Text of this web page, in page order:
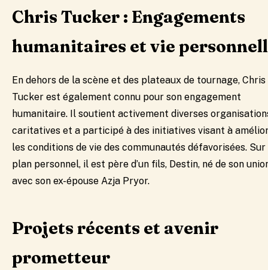
Chris Tucker : Engagements
humanitaires et vie
En dehors de la scène et des plateaux de tournage, Chris
Tucker est également connu pour son engagement
humanitaire. Il soutient activement diverses
caritatives et a participé à des initiatives visant à
les conditions de vie des communautés défavorisées. Sur
plan personnel, il est père d’un fils, Destin, né de son
avec son ex-épouse Azja Pryor.
Projets récents et avenir
prometteur